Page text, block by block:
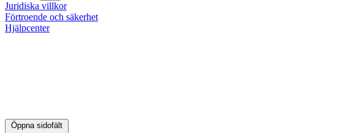
Juridiska villkor
Förtroende och säkerhet
Hjälpcenter
Öppna sidofält